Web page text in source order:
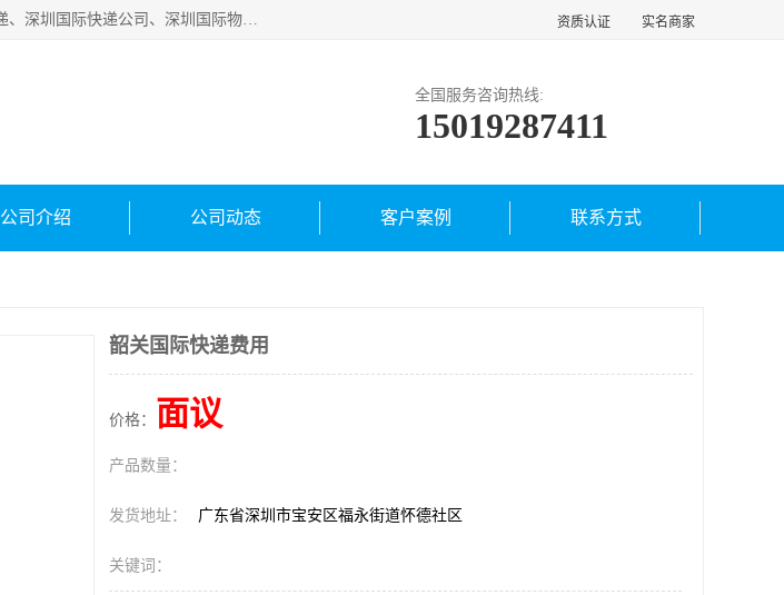
深圳市鑫飞速国际物流有限公司是一家从事深圳国际快递，业务涵盖范围：深圳DHL国际快递、深圳国际快递公司、深圳国际物流公司、深圳国际快递、深圳DHL国际快递电话可拨打全国服务热线：15019287411。欢迎各位亲来人来电到我司洽谈合作。 资质认证 实名商家
全国服务咨询热线:
15019287411
公司介绍 公司动态 客户案例 联系方式
韶关国际快递费用
价格： 面议
产品数量：
发货地址： 广东省深圳市宝安区福永街道怀德社区
关键词：